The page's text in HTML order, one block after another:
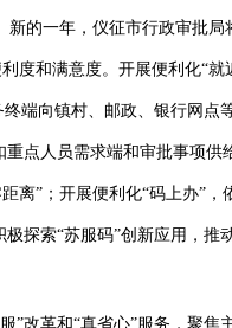
的一年，仪征市行政审批局
度和满意度。开展便利化“就
端向镇村、邮政、银行网点
重点人员需求端和审批事项供
离”；开展便利化“码上办”，
探索“苏服码”创新应用，推
改革和“真省心”服务，聚焦